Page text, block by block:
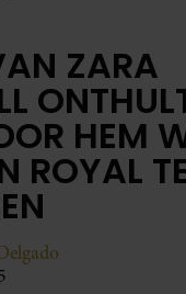
ZARA
HEM
ROYAL